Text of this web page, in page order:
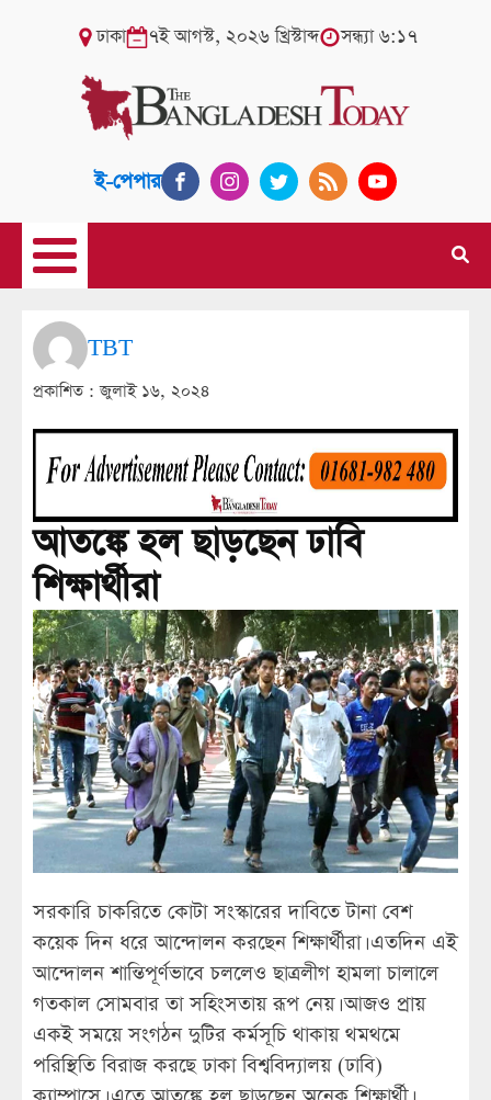
ঢাকা ৭ই আগস্ট, ২০২৬ খ্রিস্টাব্দ সন্ধ্যা ৬:১৭
ই-পেপার
TBT
প্রকাশিত :জুলাই ১৬, ২০২৪
আতঙ্কে হল ছাড়ছেন ঢাবি
শিক্ষার্থীরা
সরকারি চাকরিতে কোটা সংস্কারের দাবিতে টানা বেশ
কয়েক দিন ধরে আন্দোলন করছেন শিক্ষার্থীরা। এতদিন এই
আন্দোলন শান্তিপূর্ণভাবে চললেও ছাত্রলীগ হামলা চালালে
গতকাল সোমবার তা সহিংসতায় রূপ নেয়। আজও প্রায়
একই সময়ে সংগঠন দুটির কর্মসূচি থাকায় থমথমে
পরিস্থিতি বিরাজ করছে ঢাকা বিশ্ববিদ্যালয় (ঢাবি)